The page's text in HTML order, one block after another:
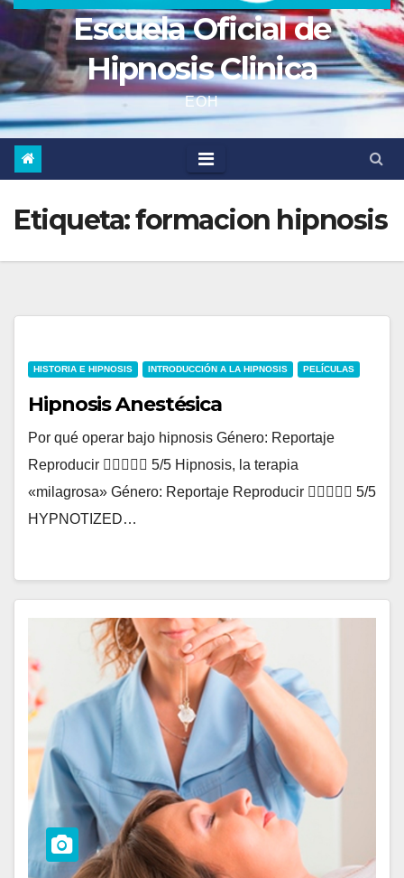
Escuela Oficial de
Hipnosis Clinica
EOH
Etiqueta:formacion hipnosis
HISTORIA E HIPNOSIS INTRODUCCIÓN A LA HIPNOSIS PELÍCULAS
Hipnosis Anestésica
Por qué operar bajo hipnosis Género: Reportaje
Reproducir  5/5 Hipnosis, la terapia
«milagrosa» Género: Reportaje Reproducir  5/5
HYPNOTIZED…